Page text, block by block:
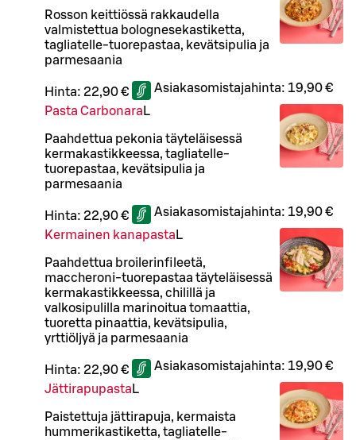
Rosson keittiössä rakkaudella
valmistettua bolognesekastiketta,
tagliatelle-tuorepastaa, kevätsipulia ja
parmesaania
Hinta: 22,90 € Asiakasomistajahinta: 19,90 €
Pasta Carbonara L
Paahdettua pekonia täyteläisessä
kermakastikkeessa, tagliatelle-
tuorepastaa, kevätsipulia ja
parmesaania
Hinta: 22,90 € Asiakasomistajahinta: 19,90 €
Kermainen kanapasta L
Paahdettua broilerinfileetä,
maccheroni-tuorepastaa täyteläisessä
kermakastikkeessa, chilillä ja
valkosipulilla marinoitua tomaattia,
tuoretta pinaattia, kevätsipulia,
yrttiöljyä ja parmesaania
Hinta: 22,90 € Asiakasomistajahinta: 19,90 €
Jättirapupasta L
Paistettuja jättirapuja, kermaista
hummerikastiketta, tagliatelle-